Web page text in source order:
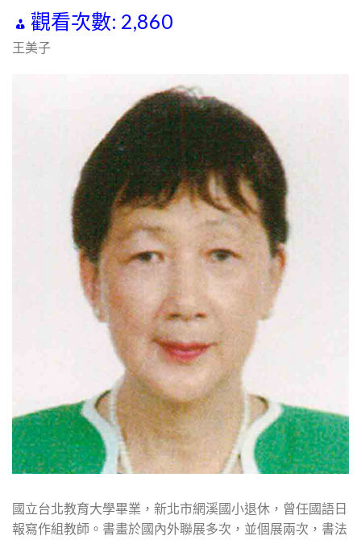
觀看次數: 2,860
王美子
國立台北教育大學畢業，新北市網溪國小退休，曾任國語日
報寫作組教師。書畫於國內外聯展多次，並個展兩次，書法